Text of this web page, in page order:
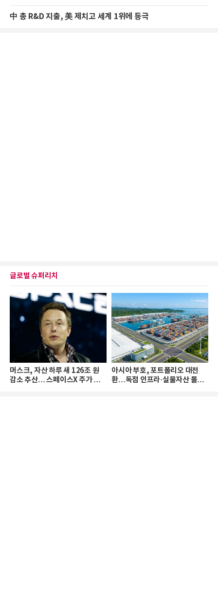
中 총 R&D 지출, 美 제치고 세계 1위에 등극
글로벌 슈퍼리치
머스크, 자산 하루 새 126조 원
감소 추산… 스페이스X 주가 하
아시아 부호, 포트폴리오 대전
환…독점 인프라·실물자산 몰린